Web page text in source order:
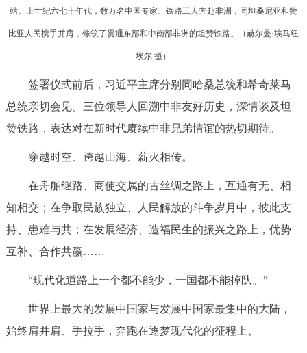
站。上世纪六七十年代，数万名中国专家、铁路工人奔赴非洲，同坦桑尼亚和赞
比亚人民携手并肩，修筑了贯通东部和中南部非洲的坦赞铁路。（赫尔曼·埃马纽
埃尔 摄）
签署仪式前后，习近平主席分别同哈桑总统和希奇莱马
总统亲切会见。三位领导人回溯中非友好历史，深情谈及坦
赞铁路，表达对在新时代赓续中非兄弟情谊的热切期待。
穿越时空、跨越山海、薪火相传。
在舟舶继路、商使交属的古丝绸之路上，互通有无、相
知相交；在争取民族独立、人民解放的斗争岁月中，彼此支
持、患难与共；在发展经济、造福民生的振兴之路上，优势
互补、合作共赢……
“现代化道路上一个都不能少，一国都不能掉队。”
世界上最大的发展中国家与发展中国家最集中的大陆，
始终肩并肩、手拉手，奔跑在逐梦现代化的征程上。